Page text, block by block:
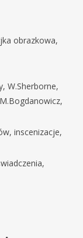
obrazkowa,
W.Sherborne,
inscenizacje,